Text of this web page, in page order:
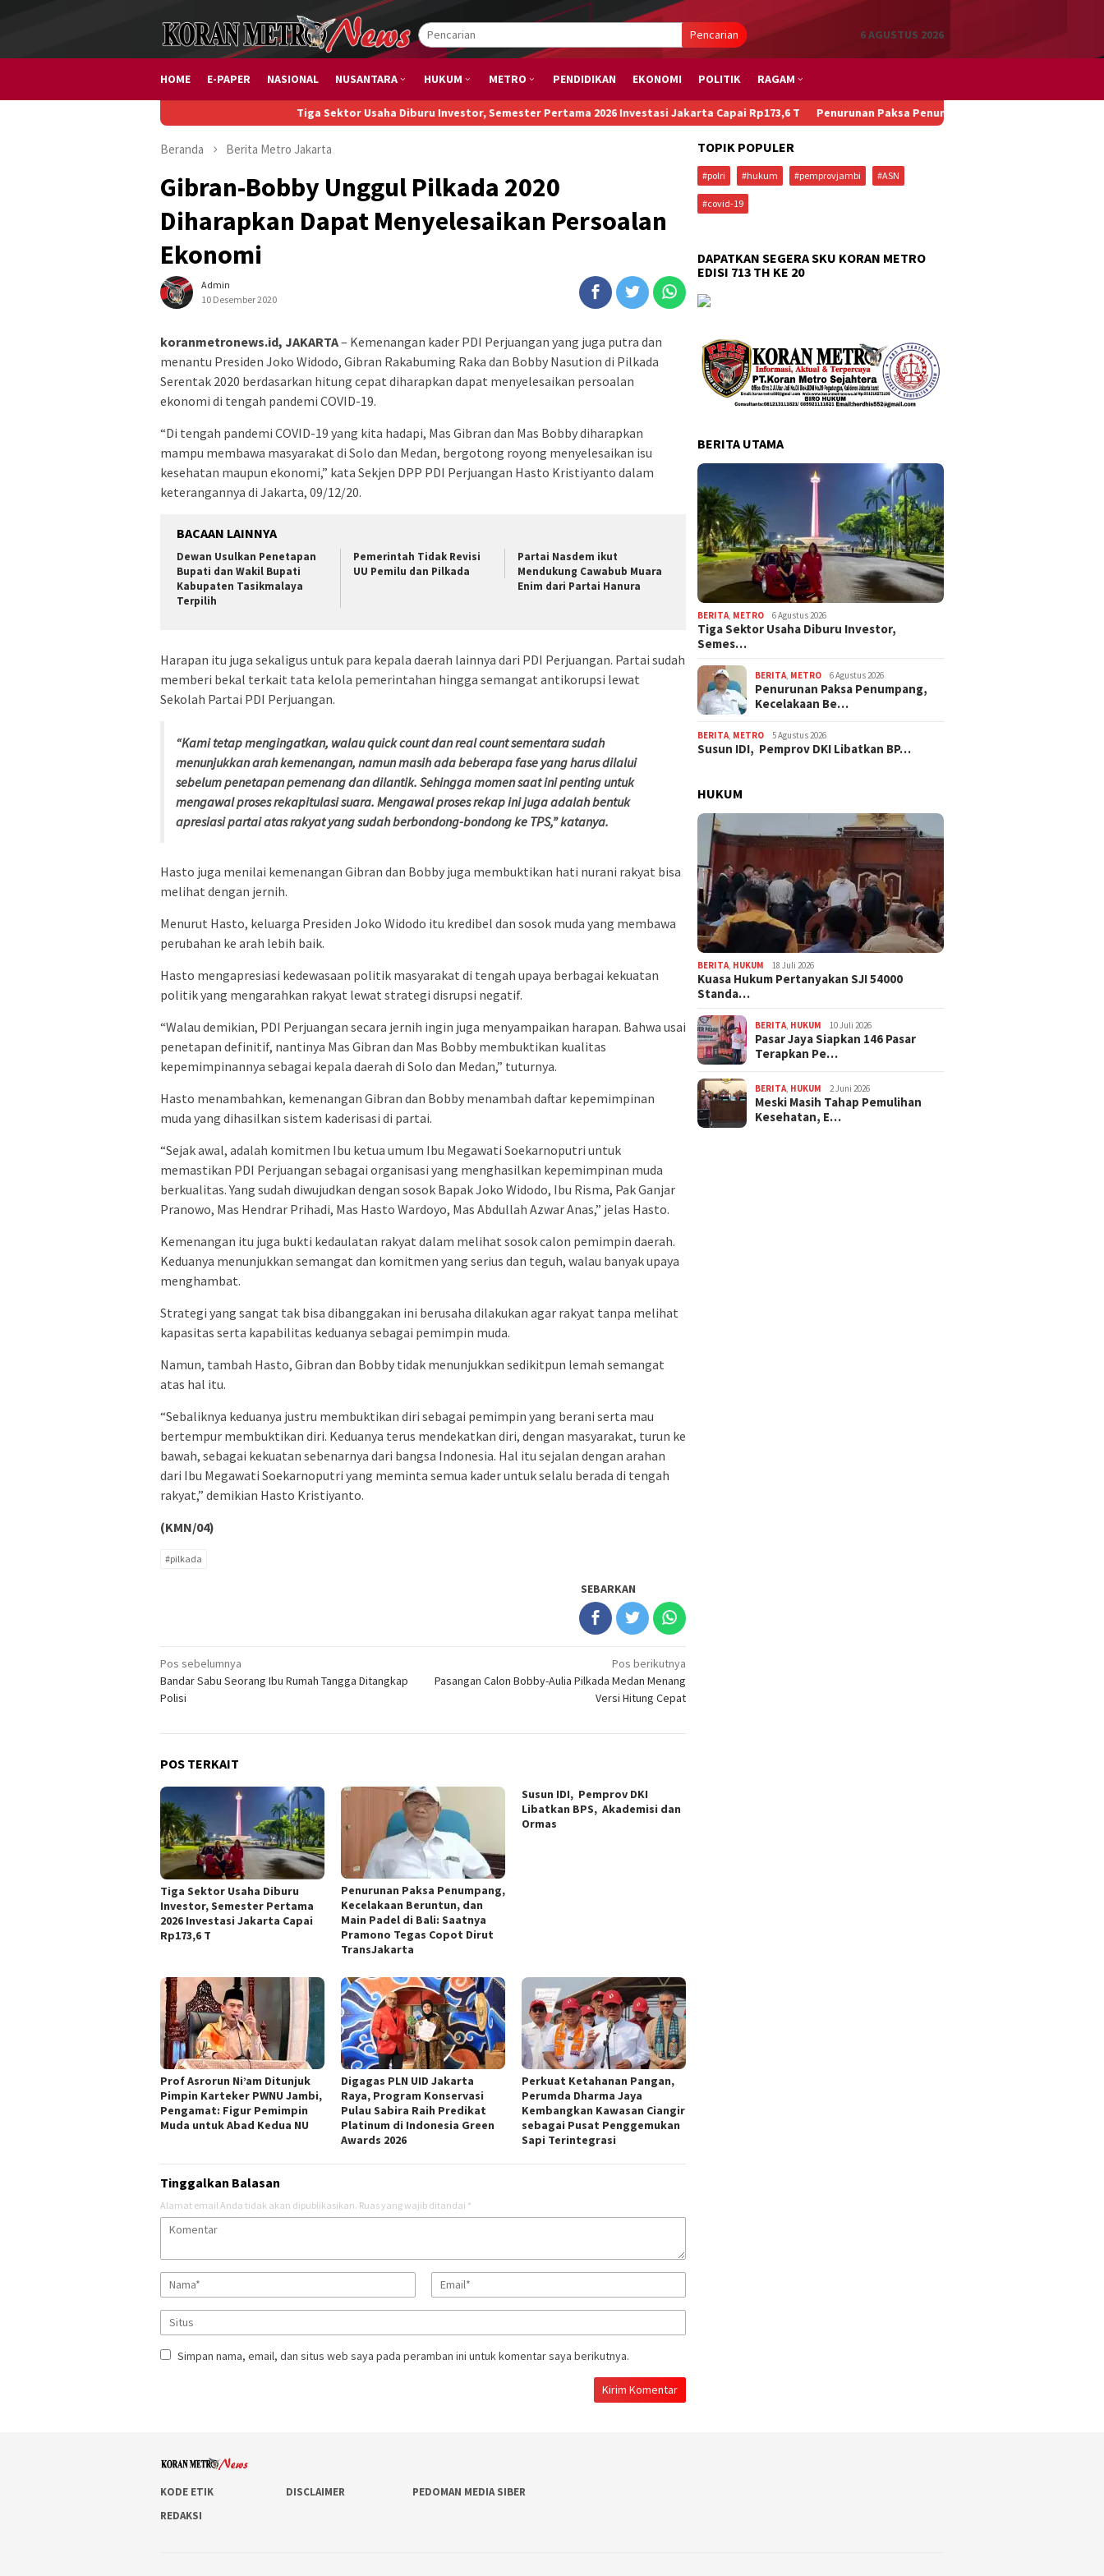
Pencarian 6 AGUSTUS 2026
HOME E-PAPER NASIONAL NUSANTARA HUKUM METRO PENDIDIKAN EKONOMI POLITIK RAGAM
Tiga Sektor Usaha Diburu Investor, Semester Pertama 2026 Investasi Jakarta Capai Rp173,6 T Penurunan Paksa Penumpang, Kecelakaan Beruntun, dan Main
Beranda Berita Metro Jakarta
Gibran-Bobby Unggul Pilkada 2020
Diharapkan Dapat Menyelesaikan Persoalan
Ekonomi
Admin
10 Desember 2020
koranmetronews.id, JAKARTA– Kemenangan kader PDI Perjuangan yang juga putra dan
menantu Presiden Joko Widodo, Gibran Rakabuming Raka dan Bobby Nasution di Pilkada
Serentak 2020 berdasarkan hitung cepat diharapkan dapat menyelesaikan persoalan
ekonomi di tengah pandemi COVID-19.
“Di tengah pandemi COVID-19 yang kita hadapi, Mas Gibran dan Mas Bobby diharapkan
mampu membawa masyarakat di Solo dan Medan, bergotong royong menyelesaikan isu
kesehatan maupun ekonomi,” kata Sekjen DPP PDI Perjuangan Hasto Kristiyanto dalam
keterangannya di Jakarta, 09/12/20.
BACAAN LAINNYA
Dewan Usulkan Penetapan
Bupati dan Wakil Bupati
Kabupaten Tasikmalaya
Terpilih
Pemerintah Tidak Revisi
UU Pemilu dan Pilkada
Partai Nasdem ikut
Mendukung Cawabub Muara
Enim dari Partai Hanura
Harapan itu juga sekaligus untuk para kepala daerah lainnya dari PDI Perjuangan. Partai sudah
memberi bekal terkait tata kelola pemerintahan hingga semangat antikorupsi lewat
Sekolah Partai PDI Perjuangan.
“Kami tetap mengingatkan, walau quick count dan real count sementara sudah
menunjukkan arah kemenangan, namun masih ada beberapa fase yang harus dilalui
sebelum penetapan pemenang dan dilantik. Sehingga momen saat ini penting untuk
mengawal proses rekapitulasi suara. Mengawal proses rekap ini juga adalah bentuk
apresiasi partai atas rakyat yang sudah berbondong-bondong ke TPS,” katanya.
Hasto juga menilai kemenangan Gibran dan Bobby juga membuktikan hati nurani rakyat bisa
melihat dengan jernih.
Menurut Hasto, keluarga Presiden Joko Widodo itu kredibel dan sosok muda yang membawa
perubahan ke arah lebih baik.
Hasto mengapresiasi kedewasaan politik masyarakat di tengah upaya berbagai kekuatan
politik yang mengarahkan rakyat lewat strategi disrupsi negatif.
“Walau demikian, PDI Perjuangan secara jernih ingin juga menyampaikan harapan. Bahwa usai
penetapan definitif, nantinya Mas Gibran dan Mas Bobby membuktikan kualitas
kepemimpinannya sebagai kepala daerah di Solo dan Medan,” tuturnya.
Hasto menambahkan, kemenangan Gibran dan Bobby menambah daftar kepemimpinan
muda yang dihasilkan sistem kaderisasi di partai.
“Sejak awal, adalah komitmen Ibu ketua umum Ibu Megawati Soekarnoputri untuk
memastikan PDI Perjuangan sebagai organisasi yang menghasilkan kepemimpinan muda
berkualitas. Yang sudah diwujudkan dengan sosok Bapak Joko Widodo, Ibu Risma, Pak Ganjar
Pranowo, Mas Hendrar Prihadi, Mas Hasto Wardoyo, Mas Abdullah Azwar Anas,” jelas Hasto.
Kemenangan itu juga bukti kedaulatan rakyat dalam melihat sosok calon pemimpin daerah.
Keduanya menunjukkan semangat dan komitmen yang serius dan teguh, walau banyak upaya
menghambat.
Strategi yang sangat tak bisa dibanggakan ini berusaha dilakukan agar rakyat tanpa melihat
kapasitas serta kapabilitas keduanya sebagai pemimpin muda.
Namun, tambah Hasto, Gibran dan Bobby tidak menunjukkan sedikitpun lemah semangat
atas hal itu.
“Sebaliknya keduanya justru membuktikan diri sebagai pemimpin yang berani serta mau
bertempur membuktikan diri. Keduanya terus mendekatkan diri, dengan masyarakat, turun ke
bawah, sebagai kekuatan sebenarnya dari bangsa Indonesia. Hal itu sejalan dengan arahan
dari Ibu Megawati Soekarnoputri yang meminta semua kader untuk selalu berada di tengah
rakyat,” demikian Hasto Kristiyanto.
(KMN/04)
#pilkada
SEBARKAN
Navigasi
pos
Pos sebelumnya
Bandar Sabu Seorang Ibu Rumah Tangga Ditangkap
Polisi
Pos berikutnya
Pasangan Calon Bobby-Aulia Pilkada Medan Menang
Versi Hitung Cepat
POS TERKAIT
Tiga Sektor Usaha Diburu
Investor, Semester Pertama
2026 Investasi Jakarta Capai
Rp173,6 T
Penurunan Paksa Penumpang,
Kecelakaan Beruntun, dan
Main Padel di Bali: Saatnya
Pramono Tegas Copot Dirut
TransJakarta
Susun IDI, Pemprov DKI
Libatkan BPS, Akademisi dan
Ormas
Prof Asrorun Ni’am Ditunjuk
Pimpin Karteker PWNU Jambi,
Pengamat: Figur Pemimpin
Muda untuk Abad Kedua NU
Digagas PLN UID Jakarta
Raya, Program Konservasi
Pulau Sabira Raih Predikat
Platinum di Indonesia Green
Awards 2026
Perkuat Ketahanan Pangan,
Perumda Dharma Jaya
Kembangkan Kawasan Ciangir
sebagai Pusat Penggemukan
Sapi Terintegrasi
Tinggalkan Balasan
Alamat email Anda tidak akan dipublikasikan. Ruas yang wajib ditandai *
Simpan nama, email, dan situs web saya pada peramban ini untuk komentar saya berikutnya.
TOPIK POPULER
#polri #hukum #pemprovjambi #ASN
#covid-19
DAPATKAN SEGERA SKU KORAN METRO
EDISI 713 TH KE 20
BERITA UTAMA
BERITA, METRO 6 Agustus 2026
Tiga Sektor Usaha Diburu Investor,
Semes…
BERITA, METRO 6 Agustus 2026
Penurunan Paksa Penumpang,
Kecelakaan Be…
BERITA, METRO 5 Agustus 2026
Susun IDI, Pemprov DKI Libatkan BP…
HUKUM
BERITA HUKUM 18 Juli 2026
Kuasa Hukum Pertanyakan SJI 54000
Standa…
BERITA HUKUM 10 Juli 2026
Pasar Jaya Siapkan 146 Pasar
Terapkan Pe…
BERITA HUKUM 2 Juni 2026
Meski Masih Tahap Pemulihan
Kesehatan, E…
KODE ETIK DISCLAIMER
PEDOMAN MEDIA SIBER
REDAKSI